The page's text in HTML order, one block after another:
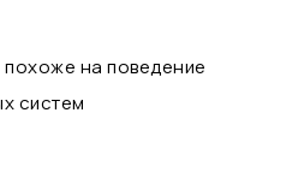
на поведение
систем